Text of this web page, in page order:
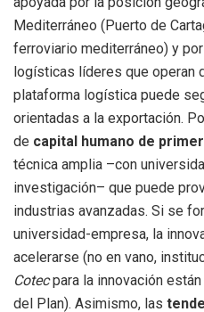
Mediterráneo (Puerto de
ferroviario mediterráneo) y
logísticas líderes que operan
plataforma logística puede
orientadas a la exportación.
de capital humano de
técnica amplia –con
investigación– que puede
industrias avanzadas. Si se
universidad-empresa, la
acelerarse (no en vano,
Cotecpara la innovación
del Plan). Asimismo, las